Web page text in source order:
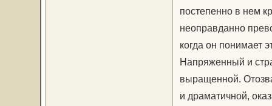
постепенно в нем
неоправданно
когда он понимает
Напряженный и
выращенной.
и драматичной,